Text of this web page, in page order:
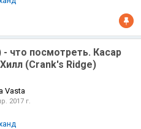
что посмотреть. Касар
(Crank's Ridge)
Vasta
2017 г.